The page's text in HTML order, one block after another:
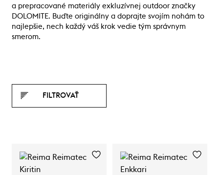
a prepracované materiály exkluzívnej outdoor značky
DOLOMITE. Buďte originálny a doprajte svojím nohám to
najlepšie, nech každý váš krok vedie tým správnym
smerom.
FILTROVAŤ